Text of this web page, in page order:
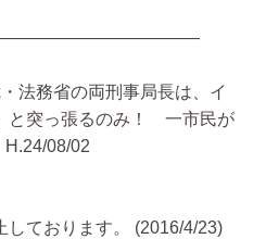
法務省の両刑事局長は、イ
と突っ張るのみ！ 一市民が
H.24/08/02
しております。 (2016/4/23)